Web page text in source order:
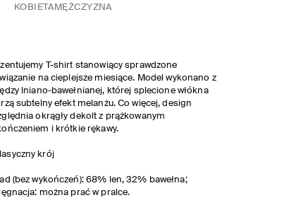
KOBIETA MĘŻCZYZNA
T-shirt stanowiący sprawdzone
na cieplejsze miesiące. Model wykonano z
lniano-bawełnianej, której splecione włókna
subtelny efekt melanżu. Co więcej, design
okrągły dekolt z prążkowanym
i krótkie rękawy.
krój
(bez wykończeń): 68% len, 32% bawełna;
można prać w pralce.